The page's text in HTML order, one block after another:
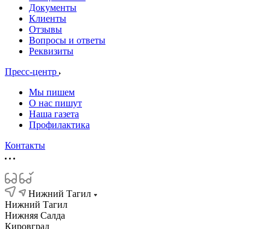
Документы
Клиенты
Отзывы
Вопросы и ответы
Реквизиты
Пресс-центр
Мы пишем
О нас пишут
Наша газета
Профилактика
Контакты
Нижний Тагил
Нижний Тагил
Нижняя Салда
Кировград